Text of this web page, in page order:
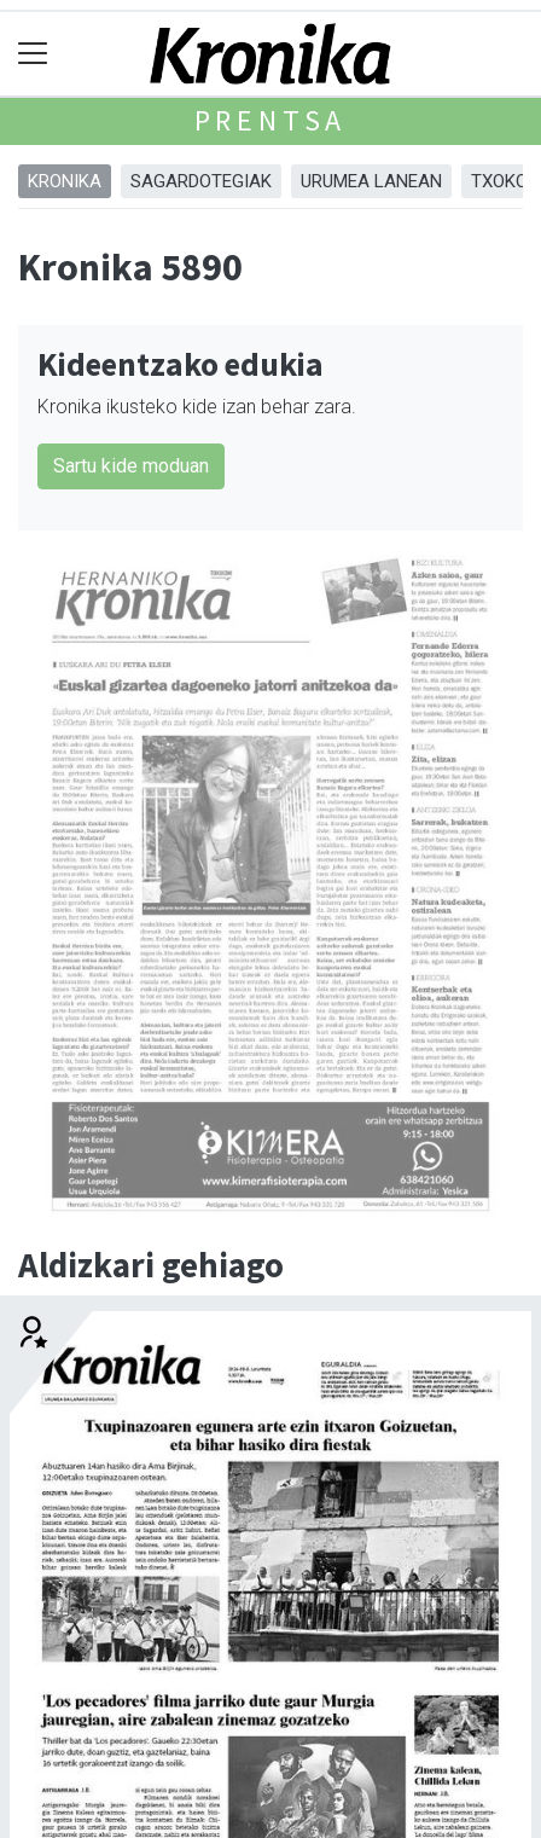
PRENTSA
KRONIKA SAGARDOTEGIAK URUMEA LANEAN
Kronika 5890
Kideentzako edukia
Kronika ikusteko kide izan behar zara.
Sartu kide moduan
Aldizkari gehiago